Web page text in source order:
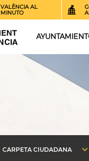
VALÈNCIA AL
MINUTO